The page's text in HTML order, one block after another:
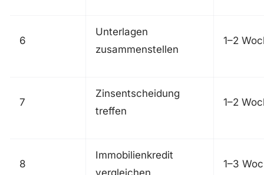
6
Unterlagen
zusammenstellen
1–2
7
Zinsentscheidung
treffen
1–2
8
Immobilienkredit
vergleichen
1–3